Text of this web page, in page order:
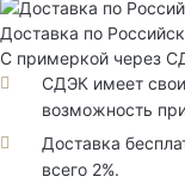
Доставка по
С примеркой через
СДЭК имеет
возможность
Доставка
всего 2%.